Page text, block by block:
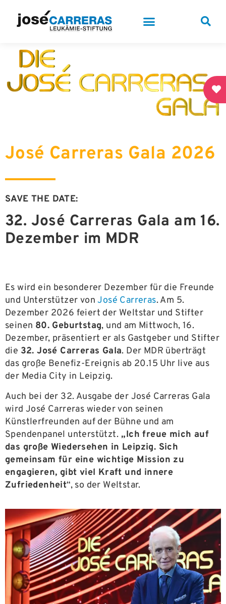
José Carreras Gala 2026
SAVE THE DATE:
32. José Carreras Gala am 16.
Dezember im MDR
Es wird ein besonderer Dezember für die Freunde
und Unterstützer vonJosé Carreras. Am 5.
Dezember 2026 feiert der Weltstar und Stifter
seinen 80. Geburtstag, und am Mittwoch, 16.
Dezember, präsentiert er als Gastgeber und Stifter
die 32. José Carreras Gala. Der MDR überträgt
das große Benefiz-Ereignis ab 20.15 Uhr live aus
der Media City in Leipzig.
Auch bei der 32. Ausgabe der José Carreras Gala
wird José Carreras wieder von seinen
Künstlerfreunden auf der Bühne und am
Spendenpanel unterstützt. „Ich freue mich auf
das große Wiedersehen in Leipzig. Sich
gemeinsam für eine wichtige Mission zu
engagieren, gibt viel Kraft und innere
Zufriedenheit“, so der Weltstar.